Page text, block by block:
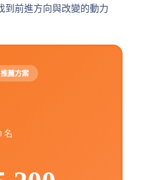
到前進方向與改變的動力
推薦方案
名